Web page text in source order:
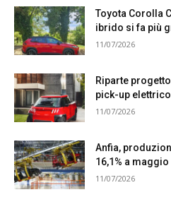
Toyota Corolla
ibrido si fa più
11/07/2026
Riparte
pick-up elettrico
11/07/2026
Anfia,
16,1% a maggio
11/07/2026